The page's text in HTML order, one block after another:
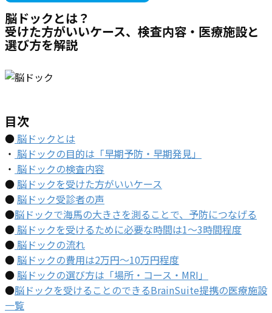
脳ドックとは？
受けた方がいいケース、検査内容・医療施設と
選び方を解説
目次
●脳ドックとは
・ 脳ドックの目的は「早期予防・早期発見」
・ 脳ドックの検査内容
●脳ドックを受けた方がいいケース
●脳ドック受診者の声
●脳ドックで海馬の大きさを測ることで、予防につなげる
●脳ドックを受けるために必要な時間は1～3時間程度
●脳ドックの流れ
●脳ドックの費用は2万円～10万円程度
●脳ドックの選び方は「場所・コース・MRI」
●脳ドックを受けることのできるBrainSuite提携の医療施設
一覧